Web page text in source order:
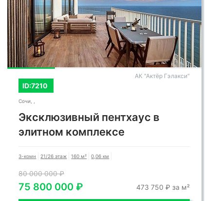
ID:7210
АК "Актёр Гэлакси"
Сочи, ,
Эксклюзивный пентхаус в
элитном комплексе
3-комн 21/26 этаж 160 м² 0,06 км
80 000 000 ₽
75 800 000 ₽ 473 750 ₽ за м²